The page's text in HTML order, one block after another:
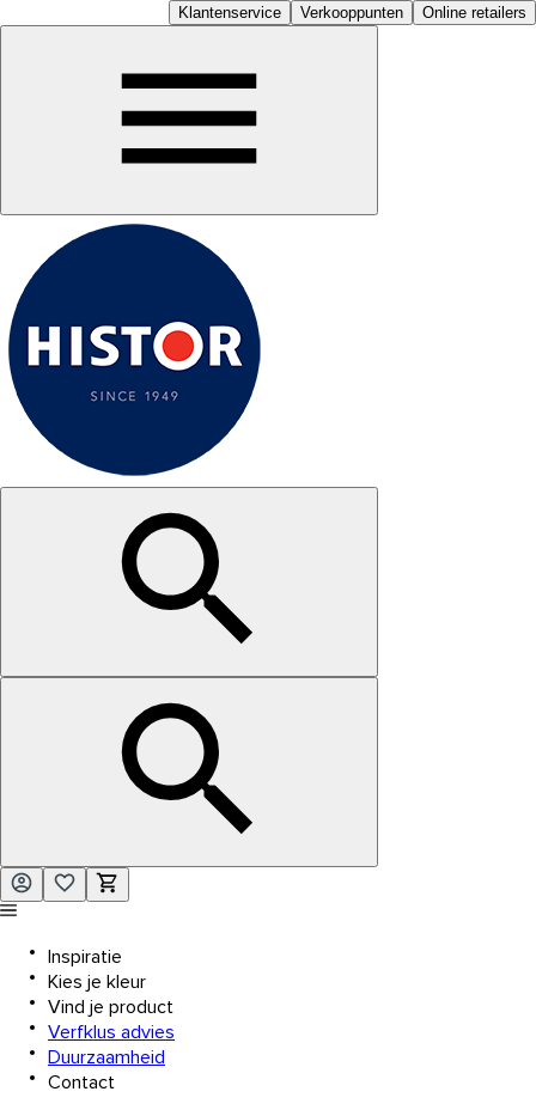
Klantenservice Verkooppunten Online retailers
Inspiratie
Kies je kleur
Vind je product
Verfklus advies
Duurzaamheid
Contact